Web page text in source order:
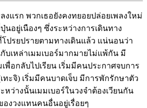
งแรก พวกเธอยังคงทยอยปล่อยเพลงใหม่
นอยู่เนืองๆ ซึ่งระหว่างการเดินทาง
ปรยปรายตามทางเดินแล้ว แน่นอนว่า
บเหล่าเมมเบอร์มากมายไม่แพ้กัน มี
พื่อกลับไปเรียน เริ่มมีคนประกาศจบการ
ทะจิ) เริ่มมีคนบาดเจ็บ มีการพักรักษาตัว
หว่างนั้นเมมเบอร์ในวงจำต้องเวียนกัน
องวงแทนคนอื่นอยู่เรื่อยๆ